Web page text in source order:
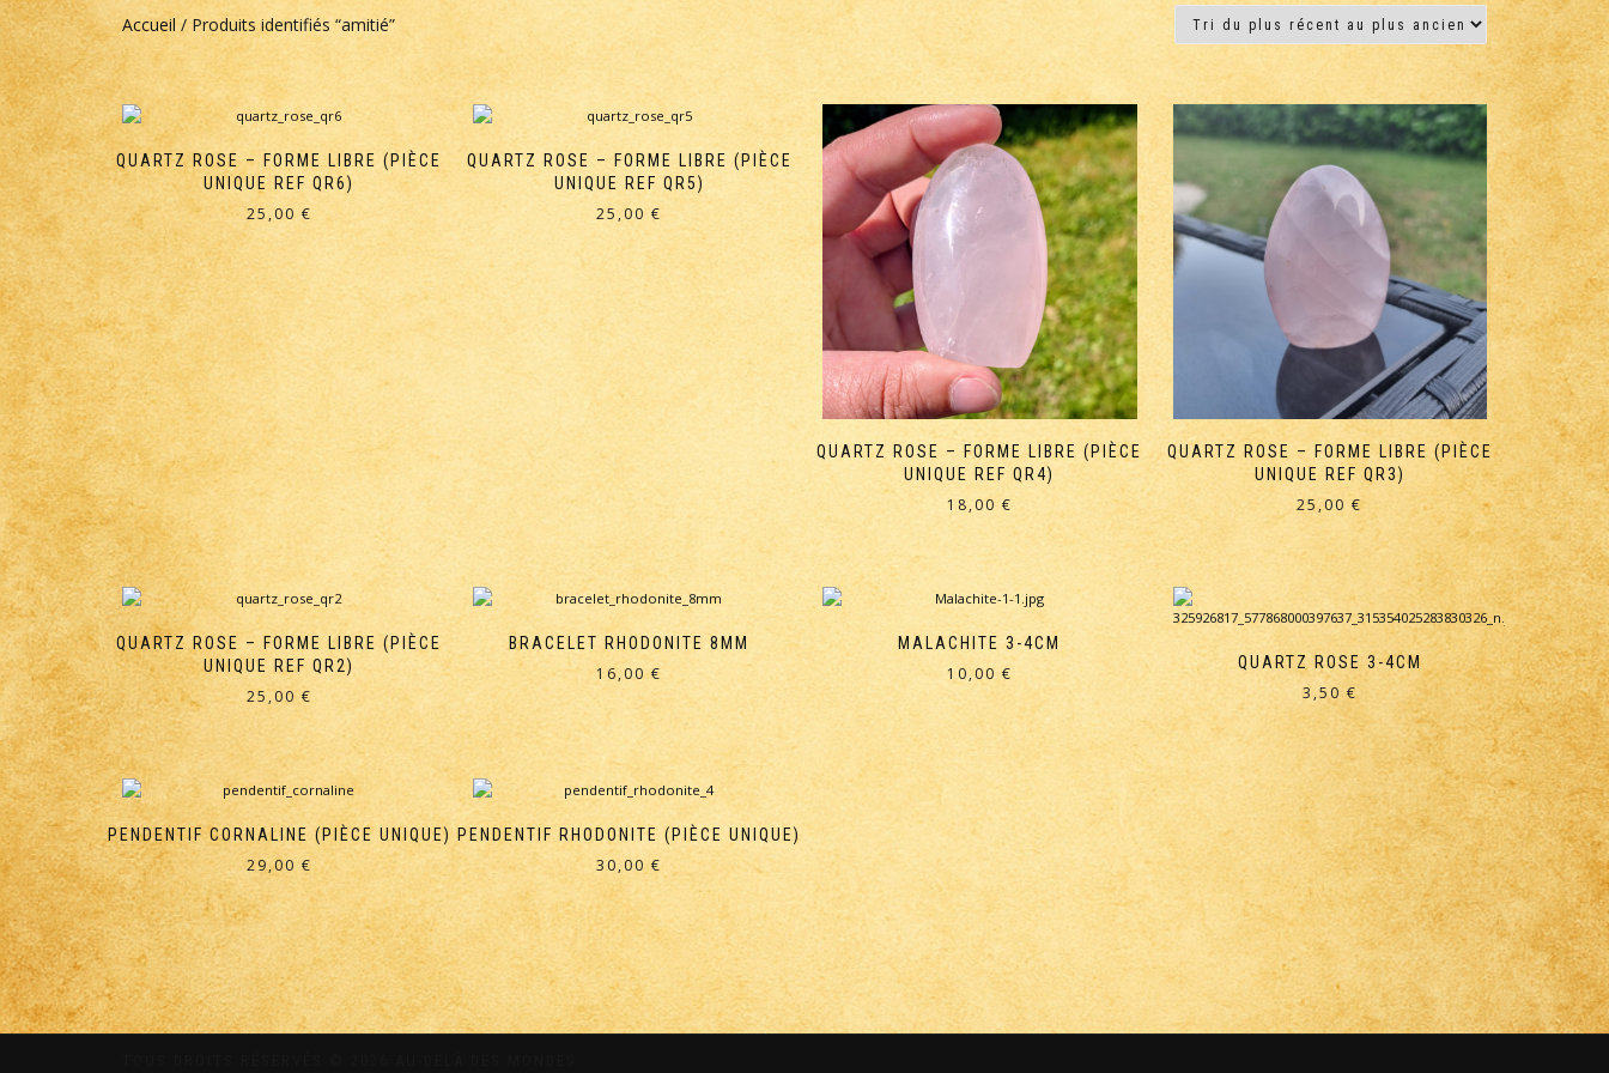
Accueil / Produits identifiés “amitié”
QUARTZ ROSE – FORME LIBRE (PIÈCE
UNIQUE REF QR6)
25,00€
QUARTZ ROSE – FORME LIBRE (PIÈCE
UNIQUE REF QR5)
25,00€
QUARTZ ROSE – FORME LIBRE (PIÈCE
UNIQUE REF QR4)
18,00 €
QUARTZ ROSE – FORME LIBRE (PIÈCE
UNIQUE REF QR3)
25,00€
QUARTZ ROSE – FORME LIBRE (PIÈCE
UNIQUE REF QR2)
25,00 €
BRACELET RHODONITE 8MM
16,00€
MALACHITE 3-4CM
10,00 €
QUARTZ ROSE 3-4CM
3,50 €
PENDENTIF CORNALINE (PIÈCE UNIQUE)
29,00€
PENDENTIF RHODONITE (PIÈCE UNIQUE)
30,00€